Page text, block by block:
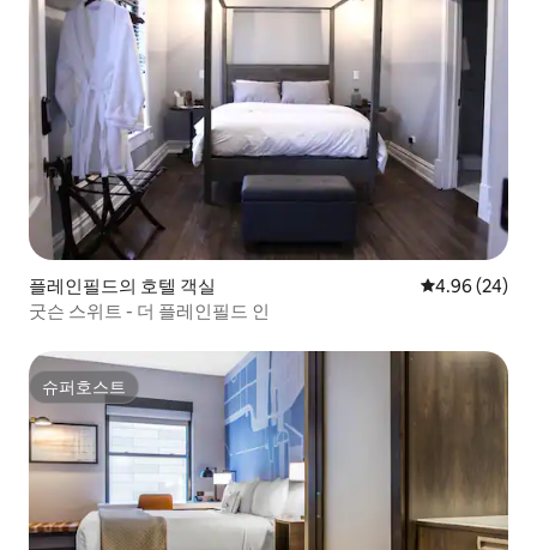
플레인필드의 호텔 객실 평점 4.96점(5
4.96 (24)
굿슨 스위트 - 더 플레인필드 인
슈퍼호스트
슈퍼호스트